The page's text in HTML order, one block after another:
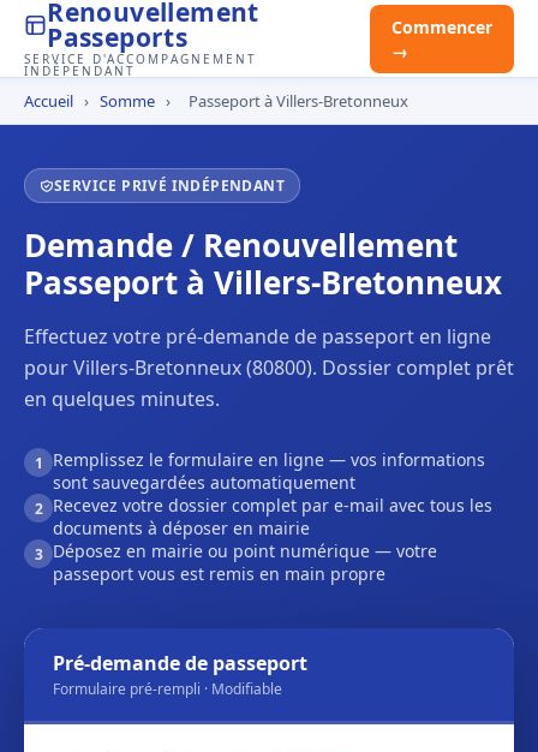
Renouvellement
Passeports
SERVICE D'ACCOMPAGNEMENT
INDÉPENDANT
Commencer
→
Accueil › Somme › Passeport à Villers-Bretonneux
SERVICE PRIVÉ INDÉPENDANT
Demande / Renouvellement
Passeport à Villers-Bretonneux
Effectuez votre pré-demande de passeport en ligne
pour Villers-Bretonneux (80800). Dossier complet prêt
en quelques minutes.
1
Remplissez le formulaire en ligne — vos informations
sont sauvegardées automatiquement
2 Recevez votre dossier complet par e-mail avec tous les
documents à déposer en mairie
3 Déposez en mairie ou point numérique — votre
passeport vous est remis en main propre
Pré-demande de passeport
Formulaire pré-rempli · Modifiable